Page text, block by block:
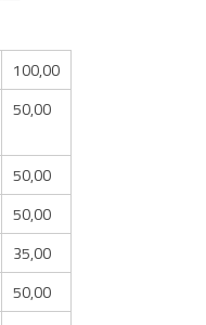
100,00
50,00
50,00
50,00
35,00
50,00